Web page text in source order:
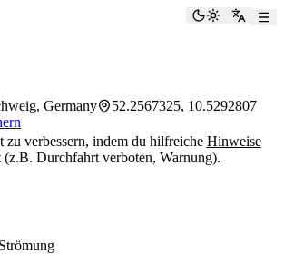
Zu
Germany
52.2567325, 10.5292807
verbessern, indem du hilfreiche Hinweise
(z.B. Durchfahrt verboten, Warnung).